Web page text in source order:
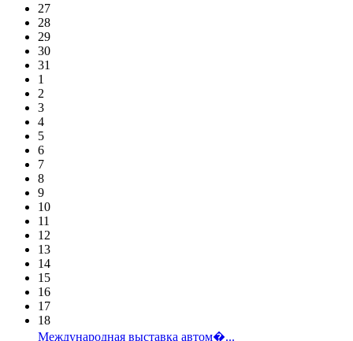
27
28
29
30
31
1
2
3
4
5
6
7
8
9
10
11
12
13
14
15
16
17
18
Международная выставка автом�...